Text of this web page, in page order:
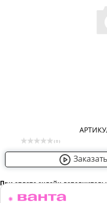
( 0 )
При оплате онлайн